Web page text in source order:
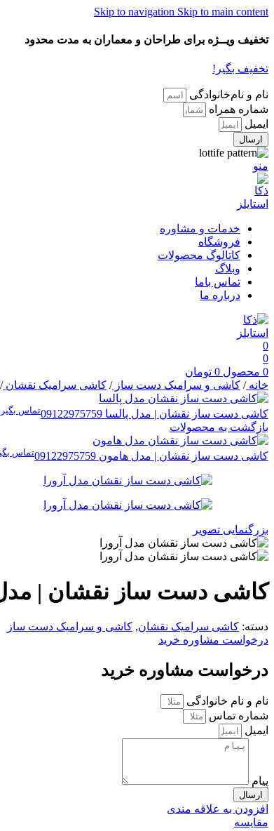
Skip to navigation Skip to main content
تخفیف ویــژه برای طراحان و معماران به مدت محدود
تخفیف بگیر!
نام و نام‌خانوادگی
شماره همراه
ایمیل
ارسال
منو
خدمات و مشاوره
فروشگاه
کاتالوگ محصولات
وبلاگ
تماس باما
درباره ما
0
0
0 محصول 0 تومان
خانه/ کاشی و سرامیک دست ساز/ کاشی سرامیک نقشان/
کاشی دست ساز نقشان | مدل پالسا 09122975759تماس
بازگشت به محصولات
کاشی دست ساز نقشان | مدل هامون 09122975759تماس
بزرگنمایی تصویر
کاشی دست ساز نقشان | مدل
دسته: کاشی سرامیک نقشان, کاشی و سرامیک دست ساز
درخواست مشاوره خرید
درخواست مشاوره خرید
نام و نام خانوادگی
شماره تماس
ایمیل
پیام
ارسال
افزودن به علاقه مندی
مقایسه